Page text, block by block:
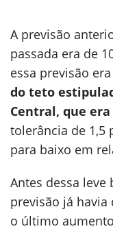
A previsão
passada era de
essa previsão
do teto
Central, que era
tolerância de 1,5
para baixo em
Antes dessa leve
previsão já havia
o último